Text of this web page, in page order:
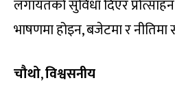
लगायतको सुविधा दिएर
भाषणमा होइन, बजेटमा र नीतिमा
चौथो,विश्वसनीय